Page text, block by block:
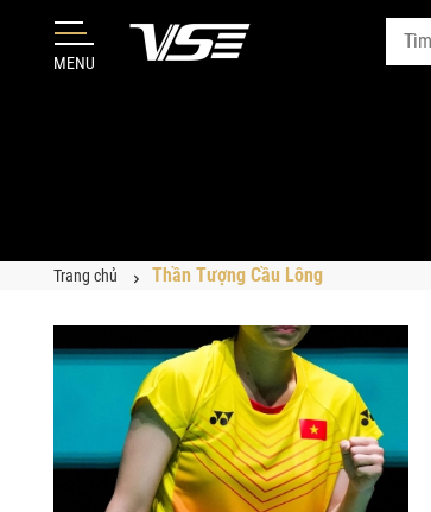
MENU
Trang chủ Thần Tượng Cầu Lông